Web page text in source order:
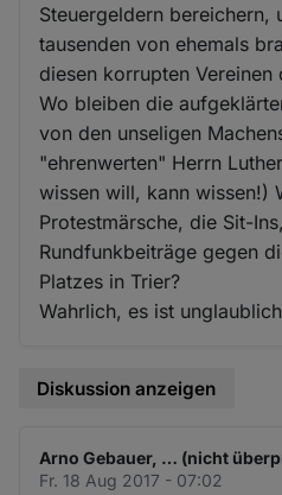
Steuergeldern bereichern,
tausenden von ehemals
diesen korrupten Vereinen
Wo bleiben die
von den unseligen
"ehrenwerten" Herrn
wissen will, kann wissen!)
Protestmärsche, die Sit-
Rundfunkbeiträge gegen
Platzes in Trier?
Wahrlich, es ist
Diskussion anzeigen
Arno Gebauer, … (nicht
Fr. 18 Aug 2017 - 07:02